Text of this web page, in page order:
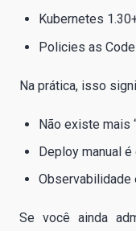
Kubernetes
Policies as
Na prática, isso
Não existe mais
Deploy manual
Se você ainda